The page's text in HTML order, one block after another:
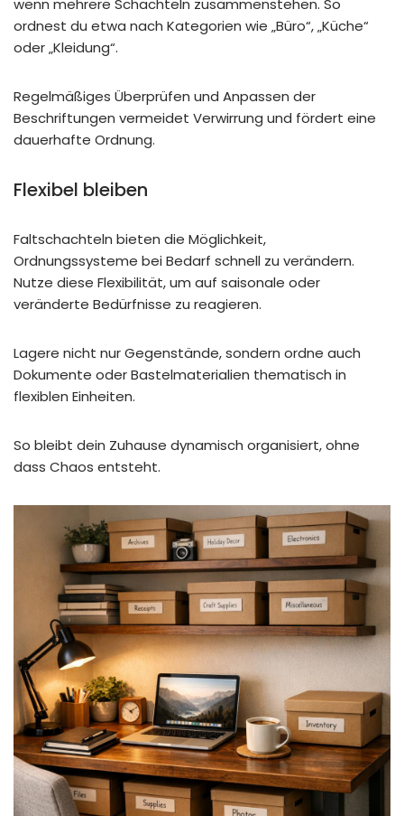
wenn mehrere Schachteln zusammenstehen. So
ordnest du etwa nach Kategorien wie „Büro“, „Küche“
oder „Kleidung“.
Regelmäßiges Überprüfen und Anpassen der
Beschriftungen vermeidet Verwirrung und fördert eine
dauerhafte Ordnung.
Flexibel bleiben
Faltschachteln bieten die Möglichkeit,
Ordnungssysteme bei Bedarf schnell zu verändern.
Nutze diese Flexibilität, um auf saisonale oder
veränderte Bedürfnisse zu reagieren.
Lagere nicht nur Gegenstände, sondern ordne auch
Dokumente oder Bastelmaterialien thematisch in
flexiblen Einheiten.
So bleibt dein Zuhause dynamisch organisiert, ohne
dass Chaos entsteht.